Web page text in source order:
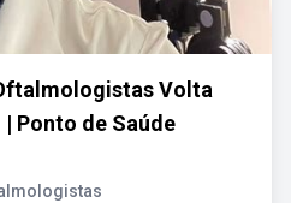
Volta
| Ponto de Saúde